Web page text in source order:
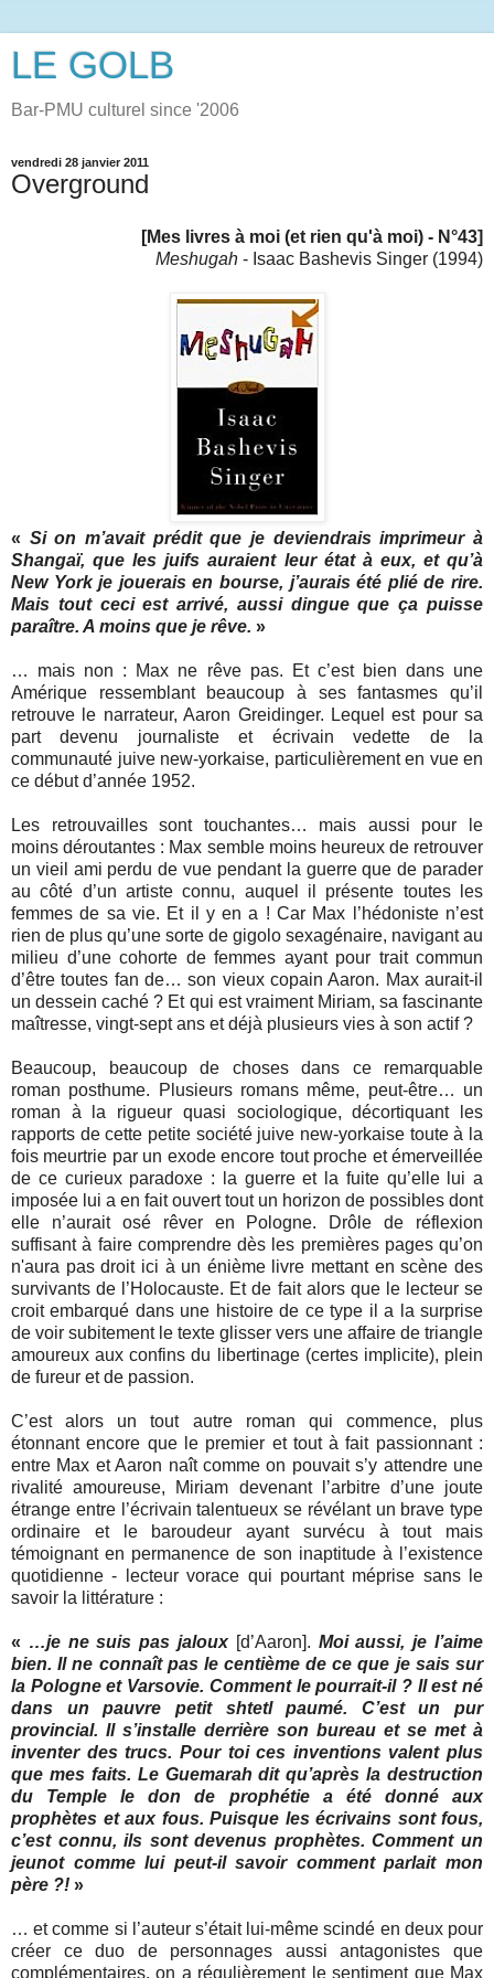
LE GOLB
Bar-PMU culturel since '2006
vendredi 28 janvier 2011
Overground
[Mes livres à moi (et rien qu'à moi) - N°43]
Meshugah - Isaac Bashevis Singer (1994)
« Si on m’avait prédit que je deviendrais imprimeur à
Shangaï, que les juifs auraient leur état à eux, et qu’à
New York je jouerais en bourse, j’aurais été plié de rire.
Mais tout ceci est arrivé, aussi dingue que ça puisse
paraître. A moins que je rêve. »
… mais non : Max ne rêve pas. Et c’est bien dans une
Amérique ressemblant beaucoup à ses fantasmes qu’il
retrouve le narrateur, Aaron Greidinger. Lequel est pour sa
part devenu journaliste et écrivain vedette de la
communauté juive new-yorkaise, particulièrement en vue en
ce début d’année 1952.
Les retrouvailles sont touchantes… mais aussi pour le
moins déroutantes : Max semble moins heureux de retrouver
un vieil ami perdu de vue pendant la guerre que de parader
au côté d’un artiste connu, auquel il présente toutes les
femmes de sa vie. Et il y en a ! Car Max l’hédoniste n’est
rien de plus qu’une sorte de gigolo sexagénaire, navigant au
milieu d’une cohorte de femmes ayant pour trait commun
d’être toutes fan de… son vieux copain Aaron. Max aurait-il
un dessein caché ? Et qui est vraiment Miriam, sa fascinante
maîtresse, vingt-sept ans et déjà plusieurs vies à son actif ?
Beaucoup, beaucoup de choses dans ce remarquable
roman posthume. Plusieurs romans même, peut-être… un
roman à la rigueur quasi sociologique, décortiquant les
rapports de cette petite société juive new-yorkaise toute à la
fois meurtrie par un exode encore tout proche et émerveillée
de ce curieux paradoxe : la guerre et la fuite qu’elle lui a
imposée lui a en fait ouvert tout un horizon de possibles dont
elle n’aurait osé rêver en Pologne. Drôle de réflexion
suffisant à faire comprendre dès les premières pages qu’on
n'aura pas droit ici à un énième livre mettant en scène des
survivants de l’Holocauste. Et de fait alors que le lecteur se
croit embarqué dans une histoire de ce type il a la surprise
de voir subitement le texte glisser vers une affaire de triangle
amoureux aux confins du libertinage (certes implicite), plein
de fureur et de passion.
C’est alors un tout autre roman qui commence, plus
étonnant encore que le premier et tout à fait passionnant :
entre Max et Aaron naît comme on pouvait s’y attendre une
rivalité amoureuse, Miriam devenant l’arbitre d’une joute
étrange entre l’écrivain talentueux se révélant un brave type
ordinaire et le baroudeur ayant survécu à tout mais
témoignant en permanence de son inaptitude à l’existence
quotidienne - lecteur vorace qui pourtant méprise sans le
savoir la littérature :
« …je ne suis pas jaloux[d’Aaron]. Moi aussi, je l’aime
bien. Il ne connaît pas le centième de ce que je sais sur
la Pologne et Varsovie. Comment le pourrait-il ? Il est né
dans un pauvre petit shtetl paumé. C’est un pur
provincial. Il s’installe derrière son bureau et se met à
inventer des trucs. Pour toi ces inventions valent plus
que mes faits. Le Guemarah dit qu’après la destruction
du Temple le don de prophétie a été donné aux
prophètes et aux fous. Puisque les écrivains sont fous,
c’est connu, ils sont devenus prophètes. Comment un
jeunot comme lui peut-il savoir comment parlait mon
père ?! »
… et comme si l’auteur s’était lui-même scindé en deux pour
créer ce duo de personnages aussi antagonistes que
complémentaires, on a régulièrement le sentiment que Max